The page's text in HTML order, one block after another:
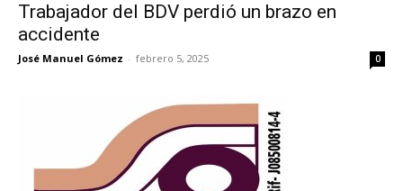
Trabajador del BDV perdió un brazo en
accidente
José Manuel Gómez - febrero 5, 2025 0